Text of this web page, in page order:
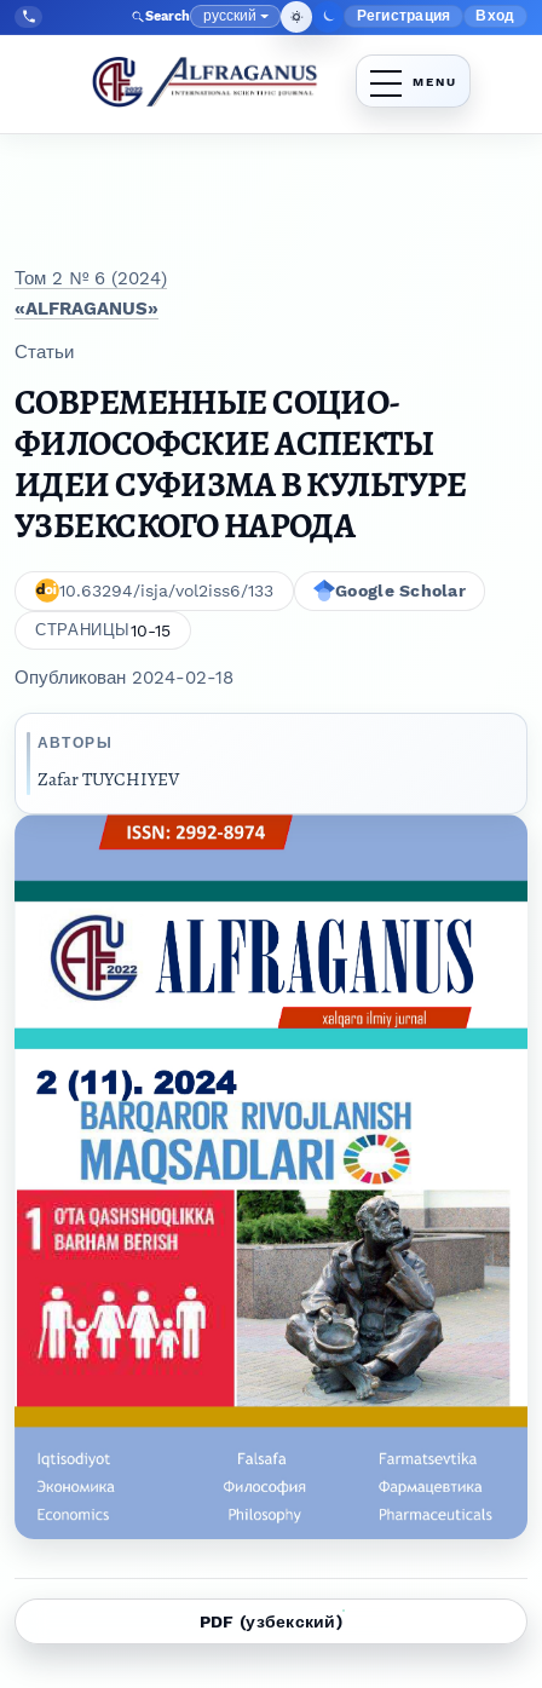
Перейти к главному меню навигации
Перейти к основному контенту
Перейти к нижнему колонтитулу сайта
Tel:
+998903350930 Search Язык
русский Меню
Регистрация Вход
Том 2 № 6 (2024)
«ALFRAGANUS»
Статьи
СОВРЕМЕННЫЕ СОЦИО-
ФИЛОСОФСКИЕ АСПЕКТЫ
ИДЕИ СУФИЗМА В КУЛЬТУРЕ
УЗБЕКСКОГО НАРОДА
10.63294/isja/vol2iss6/133 Google Scholar
СТРАНИЦЫ10-15
Опубликован 2024-02-18
АВТОРЫ
Zafar TUYCHIYEV
PDF (узбекский)